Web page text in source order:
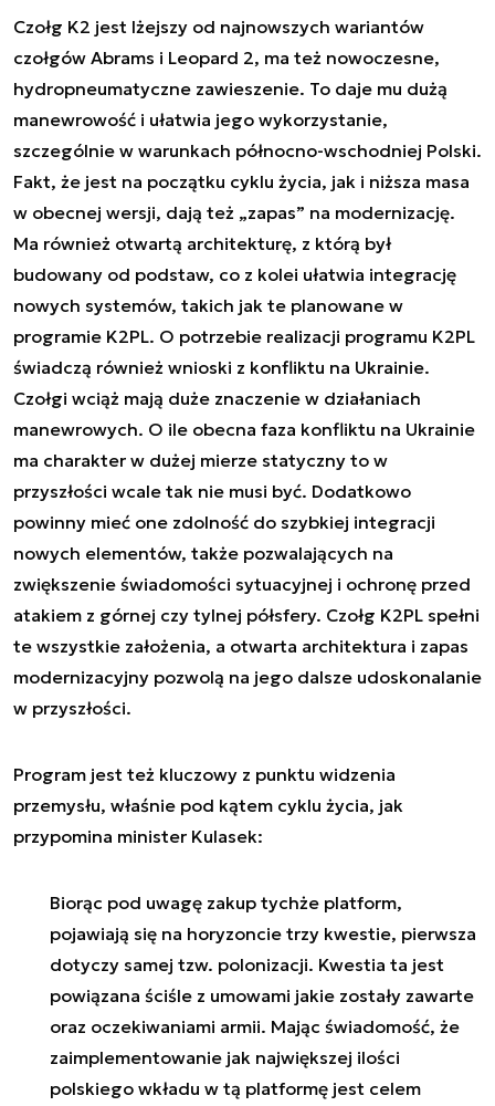
Czołg K2 jest lżejszy od najnowszych wariantów
czołgów Abrams i Leopard 2, ma też nowoczesne,
hydropneumatyczne zawieszenie. To daje mu dużą
manewrowość i ułatwia jego wykorzystanie,
szczególnie w warunkach północno-wschodniej Polski.
Fakt, że jest na początku cyklu życia, jak i niższa masa
w obecnej wersji, dają też „zapas” na modernizację.
Ma również otwartą architekturę, z którą był
budowany od podstaw, co z kolei ułatwia integrację
nowych systemów, takich jak te planowane w
programie K2PL. O potrzebie realizacji programu K2PL
świadczą również wnioski z konfliktu na Ukrainie.
Czołgi wciąż mają duże znaczenie w działaniach
manewrowych. O ile obecna faza konfliktu na Ukrainie
ma charakter w dużej mierze statyczny to w
przyszłości wcale tak nie musi być. Dodatkowo
powinny mieć one zdolność do szybkiej integracji
nowych elementów, także pozwalających na
zwiększenie świadomości sytuacyjnej i ochronę przed
atakiem z górnej czy tylnej półsfery. Czołg K2PL spełni
te wszystkie założenia, a otwarta architektura i zapas
modernizacyjny pozwolą na jego dalsze udoskonalanie
w przyszłości.
Program jest też kluczowy z punktu widzenia
przemysłu, właśnie pod kątem cyklu życia, jak
przypomina minister Kulasek:
Biorąc pod uwagę zakup tychże platform,
pojawiają się na horyzoncie trzy kwestie, pierwsza
dotyczy samej tzw. polonizacji. Kwestia ta jest
powiązana ściśle z umowami jakie zostały zawarte
oraz oczekiwaniami armii. Mając świadomość, że
zaimplementowanie jak największej ilości
polskiego wkładu w tą platformę jest celem